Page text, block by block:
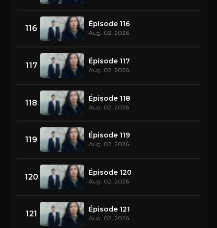
116 Épisode 116
Aug. 02, 2026
117 Épisode 117
Aug. 02, 2026
118 Épisode 118
Aug. 02, 2026
119 Épisode 119
Aug. 02, 2026
120 Épisode 120
Aug. 02, 2026
121 Épisode 121
Aug. 02, 2026